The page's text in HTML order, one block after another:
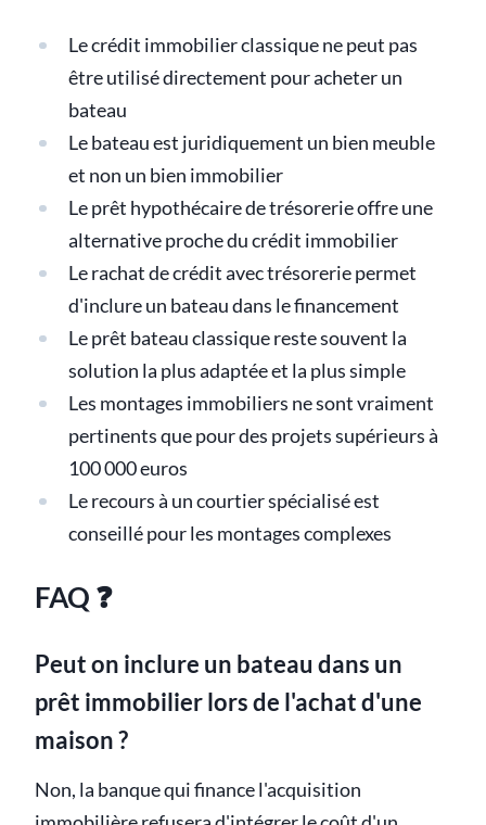
Le crédit immobilier classique ne peut pas
être utilisé directement pour acheter un
bateau
Le bateau est juridiquement un bien meuble
et non un bien immobilier
Le prêt hypothécaire de trésorerie offre une
alternative proche du crédit immobilier
Le rachat de crédit avec trésorerie permet
d'inclure un bateau dans le financement
Le prêt bateau classique reste souvent la
solution la plus adaptée et la plus simple
Les montages immobiliers ne sont vraiment
pertinents que pour des projets supérieurs à
100 000 euros
Le recours à un courtier spécialisé est
conseillé pour les montages complexes
FAQ ❓
Peut on inclure un bateau dans un
prêt immobilier lors de l'achat d'une
maison ?
Non, la banque qui finance l'acquisition